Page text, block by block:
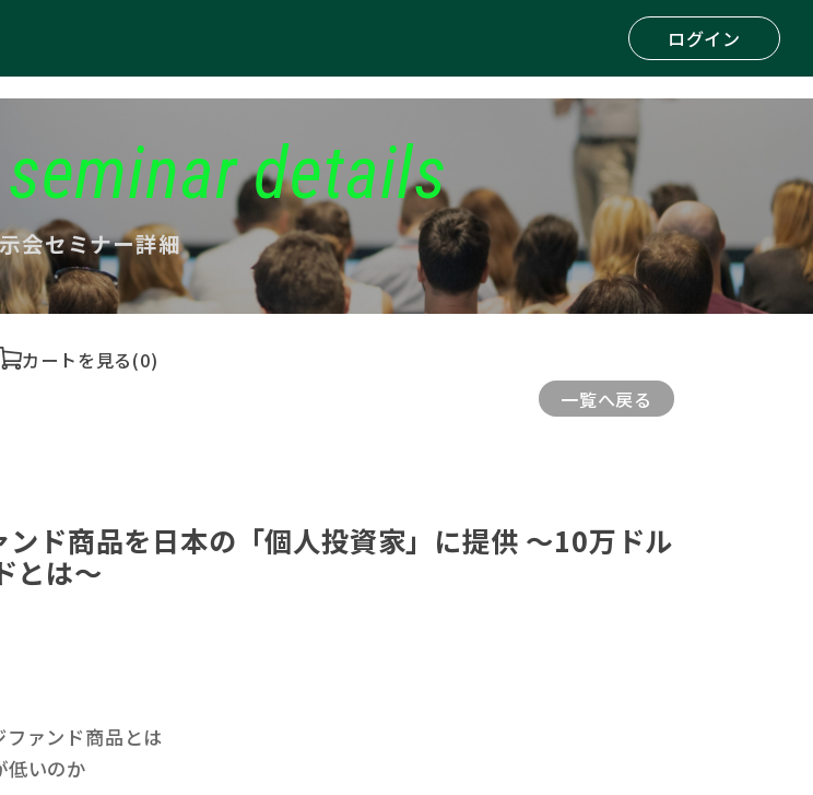
ログイン
details
会セミナー詳細
カートを見る(0)
一覧へ戻る
ンド商品を日本の「個人投資家」に提供 ～10万ドル
とは～
ァンド商品とは
低いのか